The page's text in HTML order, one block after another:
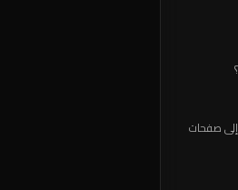
إلى صفحات